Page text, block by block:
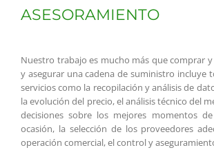
ASESORAMIENTO
Nuestro trabajo es mucho más que comprar
y asegurar una cadena de suministro incluye
servicios como la recopilación y análisis de
la evolución del precio, el análisis técnico del
decisiones sobre los mejores momentos
ocasión, la selección de los proveedores
operación comercial, el control y